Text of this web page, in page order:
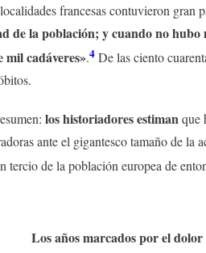
francesas contuvieron gran
de la población; y cuando no hubo
mil cadáveres».4 De las ciento
los historiadores estimanque
ante el gigantesco tamaño de
tercio de la población europea de
Los años marcados por el